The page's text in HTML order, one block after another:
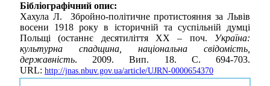
Бібліографічний опис:
Хахула Л. Збройно-політичне протистояння за Львів
восени 1918 року в історичній та суспільній думці
Польщі (останнє десятиліття XX – поч. Україна:
культурна спадщина, національна свідомість,
державність. 2009. Вип. 18. С. 694-703.
URL: http://jnas.nbuv.gov.ua/article/UJRN-0000654370